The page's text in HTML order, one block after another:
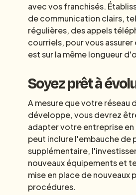
avec vos franchisés.
de communication clairs,
régulières, des appels
courriels, pour vous
est sur la même longueur
Soyez prêt à
A mesure que votre réseau
développe, vous devrez
adapter votre entreprise
peut inclure l'embauche de
supplémentaire,
nouveaux équipements et
mise en place de nouveaux
procédures.